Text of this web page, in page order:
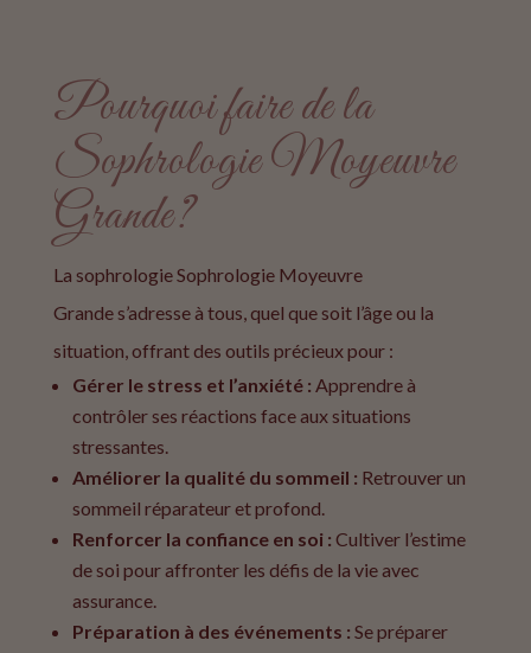
Pourquoi faire de la
Sophrologie Moyeuvre
Grande?
La sophrologie Sophrologie Moyeuvre
Grande s’adresse à tous, quel que soit l’âge ou la
situation, offrant des outils précieux pour :
Gérer le stress et l’anxiété : Apprendre à
contrôler ses réactions face aux situations
stressantes.
Améliorer la qualité du sommeil : Retrouver un
sommeil réparateur et profond.
Renforcer la confiance en soi : Cultiver l’estime
de soi pour affronter les défis de la vie avec
assurance.
Préparation à des événements : Se préparer